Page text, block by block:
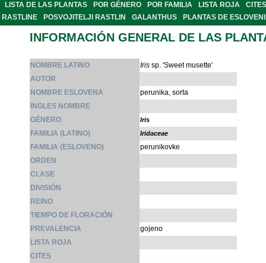
LISTA DE LAS PLANTAS POR GÉNERO POR FAMILIA LISTA ROJA
CITES
RASTLINE
POSVOJITELJI RASTLIN GALANTHUS PLANTAS DE
INFORMACIÓN GENERAL DE LAS
NOMBRE LATINO Iris sp. 'Sweet musette'
AUTOR
NOMBRE ESLOVENA
perunika, sorta
INGLES NOMBRE
GÉNERO
Iris
FAMILIA (LATINO) Iridaceae
FAMILIA (ESLOVENO)
perunikovke
ORDEN
CLASE
DIVISIÓN
REINO
TIEMPO DE FLORACIÓN
PREVALENCIA
gojeno
LISTA ROJA
CITES